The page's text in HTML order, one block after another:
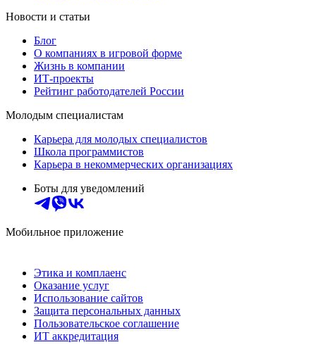
Новости и статьи
Блог
О компаниях в игровой форме
Жизнь в компании
ИТ-проекты
Рейтинг работодателей России
Молодым специалистам
Карьера для молодых специалистов
Школа программистов
Карьера в некоммерческих организациях
Боты для уведомлений
Мобильное приложение
Этика и комплаенс
Оказание услуг
Использование сайтов
Защита персональных данных
Пользовательское соглашение
ИТ аккредитация